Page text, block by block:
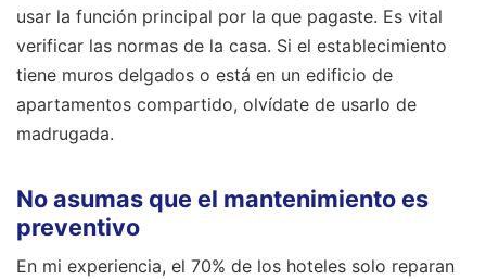
usar la función principal por la que pagaste. Es vital
verificar las normas de la casa. Si el establecimiento
tiene muros delgados o está en un edificio de
apartamentos compartido, olvídate de usarlo de
madrugada.
No asumas que el mantenimiento es
preventivo
En mi experiencia, el 70% de los hoteles solo reparan